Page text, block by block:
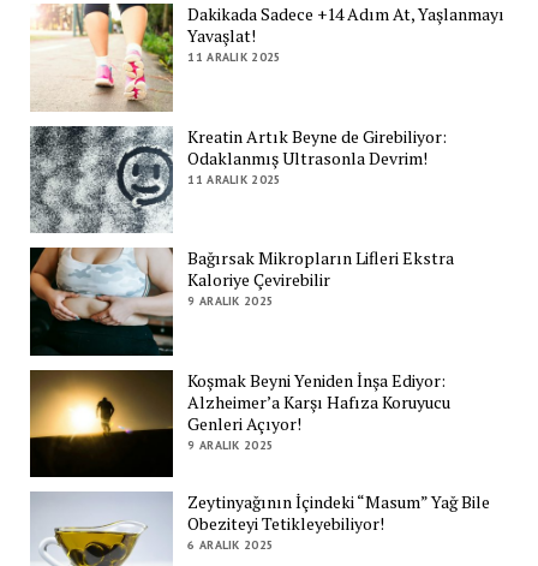
Dakikada Sadece +14 Adım At, Yaşlanmayı
Yavaşlat!
11 ARALIK 2025
Kreatin Artık Beyne de Girebiliyor:
Odaklanmış Ultrasonla Devrim!
11 ARALIK 2025
Bağırsak Mikropların Lifleri Ekstra
Kaloriye Çevirebilir
9 ARALIK 2025
Koşmak Beyni Yeniden İnşa Ediyor:
Alzheimer’a Karşı Hafıza Koruyucu
Genleri Açıyor!
9 ARALIK 2025
Zeytinyağının İçindeki “Masum” Yağ Bile
Obeziteyi Tetikleyebiliyor!
6 ARALIK 2025